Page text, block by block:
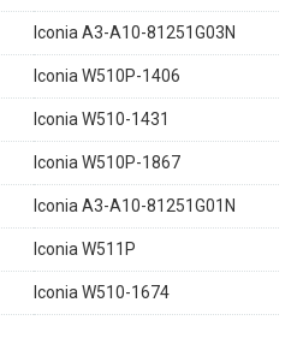
Iconia A3-A10-81251G03N
Iconia W510P-1406
Iconia W510-1431
Iconia W510P-1867
Iconia A3-A10-81251G01N
Iconia W511P
Iconia W510-1674